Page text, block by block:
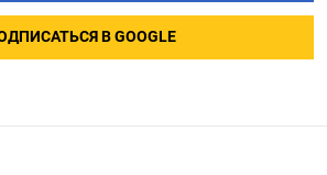
В GOOGLE